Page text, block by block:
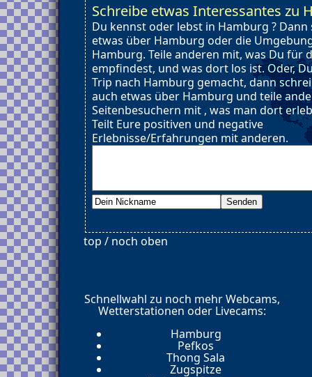
Schreibe etwas Interessantes zu
Du kennst oder lebst in Hamburg ? Dann
etwas über Hamburg oder die
Hamburg. Teile anderen mit, was Du für
empfindest, und was dort los ist. Oder,
Trip nach Hamburg gemacht, dann
auch etwas über Hamburg und teile
Seitenbesuchern mit , was man dort
Teilt Eure positiven und negative
Erlebnisse/Erfahrungen mit anderen.
top / noch oben
Schnellwahl zu noch mehr Webcams,
Wetterstationen oder Livecams:
Hamburg
Pefkos
Thong Sala
Zugspitze